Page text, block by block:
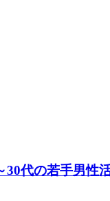
代の若手男性